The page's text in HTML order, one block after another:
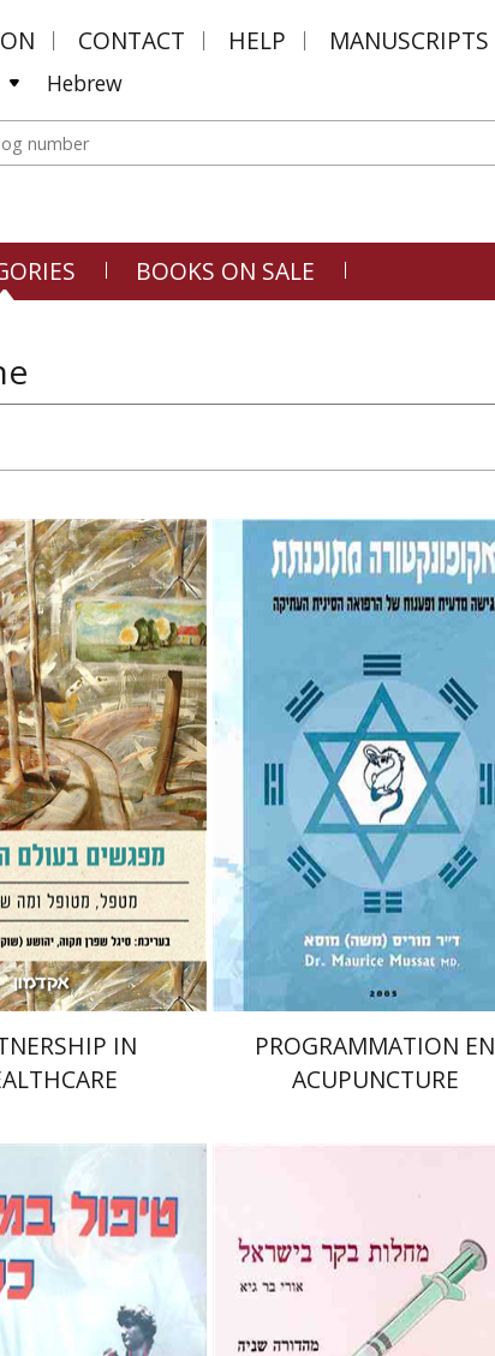
CONTACT HELP MANUSCRIPTS
Hebrew
BOOKS ON SALE
Shafran-Tikva
Shemer
Yossi
book discount
$42 $38
IN
PROGRAMMATION EN
ACUPUNCTURE
פרופ` אדוארד שיפרין
Talmon